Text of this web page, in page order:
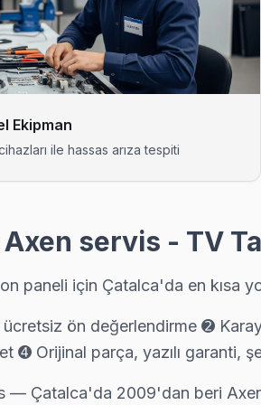
arıza yaptıysa taşımanıza gerek
Arıza →
Servis
Axen TV servis hattımız günlük olarak
→
Axen TV tamir hizmetimiz: teşhis
Servis
Ekipman
ile hassas arıza tespiti
servis - TV
paneli için Çatalca'da en kısa
ön değerlendirme ➋
➍ Orijinal parça, yazılı garanti,
— Çatalca'da 2009'dan beri Axen